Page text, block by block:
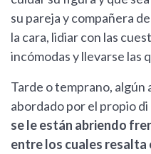
su pareja y compañera
la cara, lidiar con las
incómodas y llevarse las
Tarde o temprano,
abordado por el propio
se le están abriendo
entre los cuales resalta